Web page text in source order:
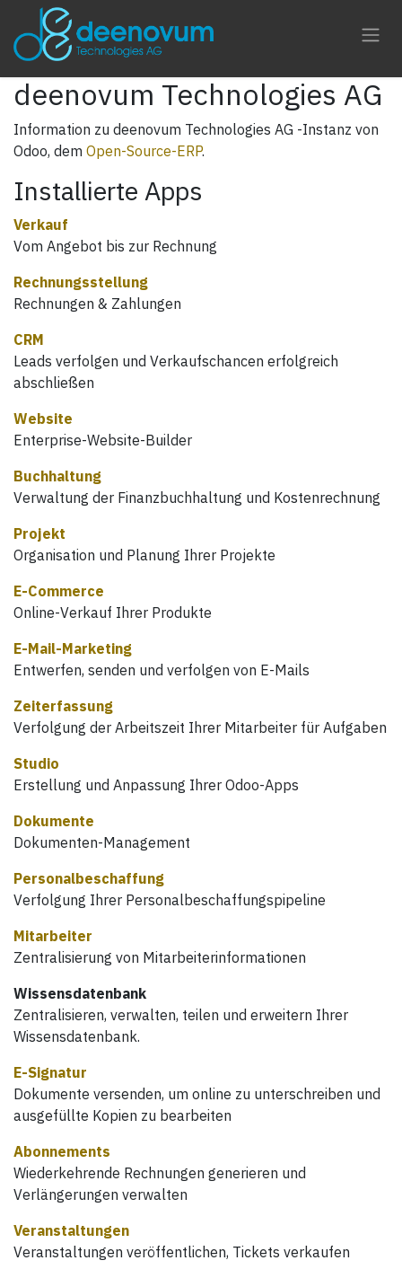
Zum Inhalt springen
deenovum Technologies AG
Information zu deenovum Technologies AG -Instanz von
Odoo, dem Open-Source-ERP.
Installierte Apps
Verkauf
Vom Angebot bis zur Rechnung
Rechnungsstellung
Rechnungen & Zahlungen
CRM
Leads verfolgen und Verkaufschancen erfolgreich
abschließen
Website
Enterprise-Website-Builder
Buchhaltung
Verwaltung der Finanzbuchhaltung und Kostenrechnung
Projekt
Organisation und Planung Ihrer Projekte
E-Commerce
Online-Verkauf Ihrer Produkte
E-Mail-Marketing
Entwerfen, senden und verfolgen von E-Mails
Zeiterfassung
Verfolgung der Arbeitszeit Ihrer Mitarbeiter für Aufgaben
Studio
Erstellung und Anpassung Ihrer Odoo-Apps
Dokumente
Dokumenten-Management
Personalbeschaffung
Verfolgung Ihrer Personalbeschaffungspipeline
Mitarbeiter
Zentralisierung von Mitarbeiterinformationen
Wissensdatenbank
Zentralisieren, verwalten, teilen und erweitern Ihrer
Wissensdatenbank.
E-Signatur
Dokumente versenden, um online zu unterschreiben und
ausgefüllte Kopien zu bearbeiten
Abonnements
Wiederkehrende Rechnungen generieren und
Verlängerungen verwalten
Veranstaltungen
Veranstaltungen veröffentlichen, Tickets verkaufen